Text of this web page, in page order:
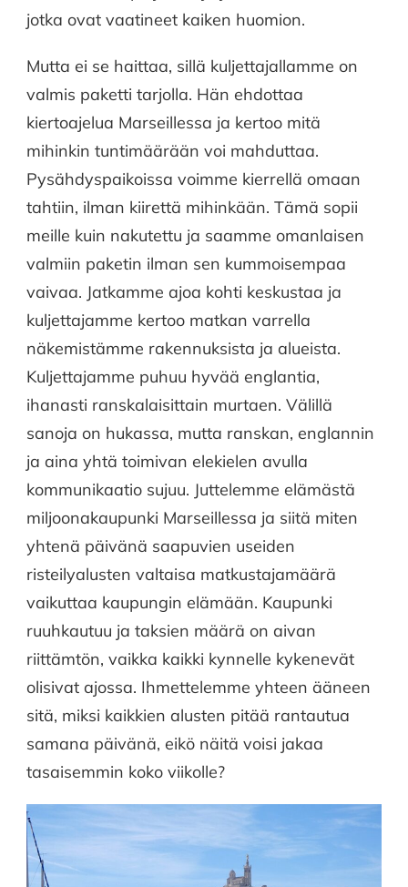
jotka ovat vaatineet kaiken huomion.
Mutta ei se haittaa, sillä kuljettajallamme on
valmis paketti tarjolla. Hän ehdottaa
kiertoajelua Marseillessa ja kertoo mitä
mihinkin tuntimäärään voi mahduttaa.
Pysähdyspaikoissa voimme kierrellä omaan
tahtiin, ilman kiirettä mihinkään. Tämä sopii
meille kuin nakutettu ja saamme omanlaisen
valmiin paketin ilman sen kummoisempaa
vaivaa. Jatkamme ajoa kohti keskustaa ja
kuljettajamme kertoo matkan varrella
näkemistämme rakennuksista ja alueista.
Kuljettajamme puhuu hyvää englantia,
ihanasti ranskalaisittain murtaen. Välillä
sanoja on hukassa, mutta ranskan, englannin
ja aina yhtä toimivan elekielen avulla
kommunikaatio sujuu. Juttelemme elämästä
miljoonakaupunki Marseillessa ja siitä miten
yhtenä päivänä saapuvien useiden
risteilyalusten valtaisa matkustajamäärä
vaikuttaa kaupungin elämään. Kaupunki
ruuhkautuu ja taksien määrä on aivan
riittämtön, vaikka kaikki kynnelle kykenevät
olisivat ajossa. Ihmettelemme yhteen ääneen
sitä, miksi kaikkien alusten pitää rantautua
samana päivänä, eikö näitä voisi jakaa
tasaisemmin koko viikolle?